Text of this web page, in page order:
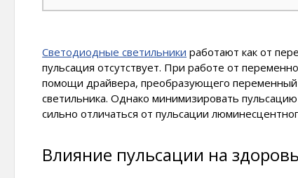
Светодиодные светильники работают как от
пульсация отсутствует. При работе от
помощи драйвера, преобразующего переменный
светильника. Однако минимизировать
сильно отличаться от пульсации
Влияние пульсации на